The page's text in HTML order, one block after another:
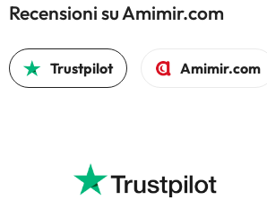
Recensioni su Amimir.com
Trustpilot Amimir.com